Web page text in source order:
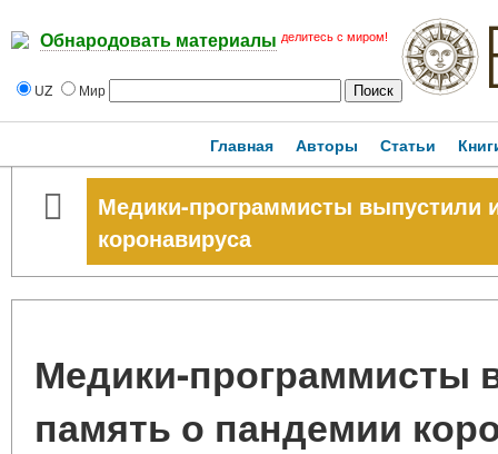
Обнародовать материалы делитесь с миром!
UZ Мир
Главная Авторы Статьи
Медики-программисты выпустили
коронавируса
Медики-программисты
память о пандемии